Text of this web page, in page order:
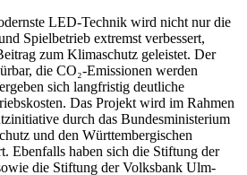
LED-Technik wird nicht nur die
Spielbetrieb extremst verbessert,
zum Klimaschutz geleistet. Der
die CO₂-Emissionen werden
sich langfristig deutliche
Das Projekt wird im Rahmen
durch das Bundesministerium
und den Württembergischen
Ebenfalls haben sich die Stiftung der
die Stiftung der Volksbank Ulm-